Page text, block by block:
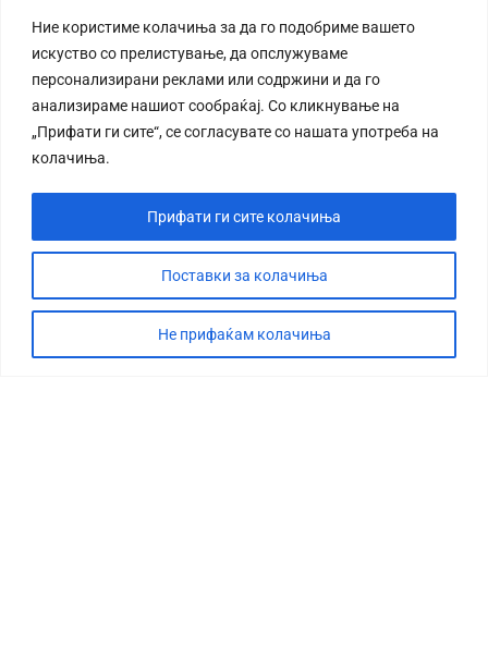
Ние користиме колачиња за да го подобриме вашето
искуство со прелистување, да опслужуваме
персонализирани реклами или содржини и да го
анализираме нашиот сообраќај. Со кликнување на
„Прифати ги сите“, се согласувате со нашата употреба на
колачиња.
Поставки за колачиња
Не прифаќам колачиња
Прифати ги сите колачиња